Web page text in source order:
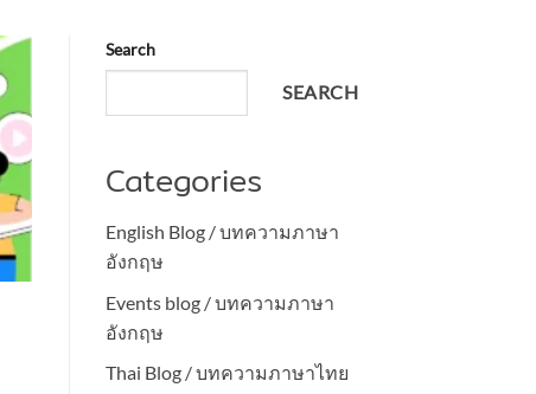
Search
SEARCH
Categories
English Blog / บทความภาษา
อังกฤษ
Events blog / บทความภาษา
อังกฤษ
Thai Blog / บทความภาษาไทย